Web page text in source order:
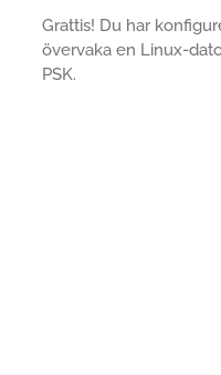
Grattis! Du har
övervaka en Linux-
PSK.